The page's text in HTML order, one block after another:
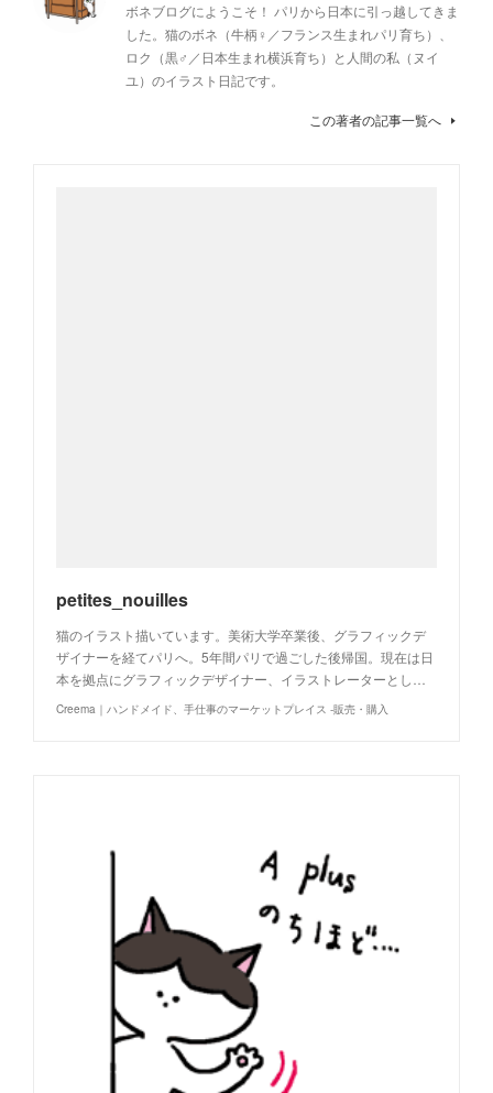
ボネブログにようこそ！ パリから日本に引っ越してきま
した。猫のボネ（牛柄♀／フランス生まれパリ育ち）、
ロク（黒♂／日本生まれ横浜育ち）と人間の私（ヌイ
ユ）のイラスト日記です。
この著者の記事一覧へ
petites_nouilles
猫のイラスト描いています。美術大学卒業後、グラフィックデ
ザイナーを経てパリへ。5年間パリで過ごした後帰国。現在は日
本を拠点にグラフィックデザイナー、イラストレーターとし…
Creema｜ハンドメイド、手仕事のマーケットプレイス -販売・購入